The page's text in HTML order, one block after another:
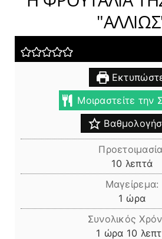
Μοιραστείτε την
10 λεπτά
λεπτά
Μαγείρεμα:
1 ώρα
ώρα
Συνολικός
1 ώρα
ώρα 10